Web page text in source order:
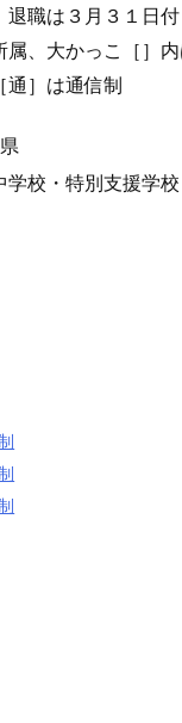
退職は３月３１日付
属、大かっこ［］
通］は通信制
校・特別支援学校